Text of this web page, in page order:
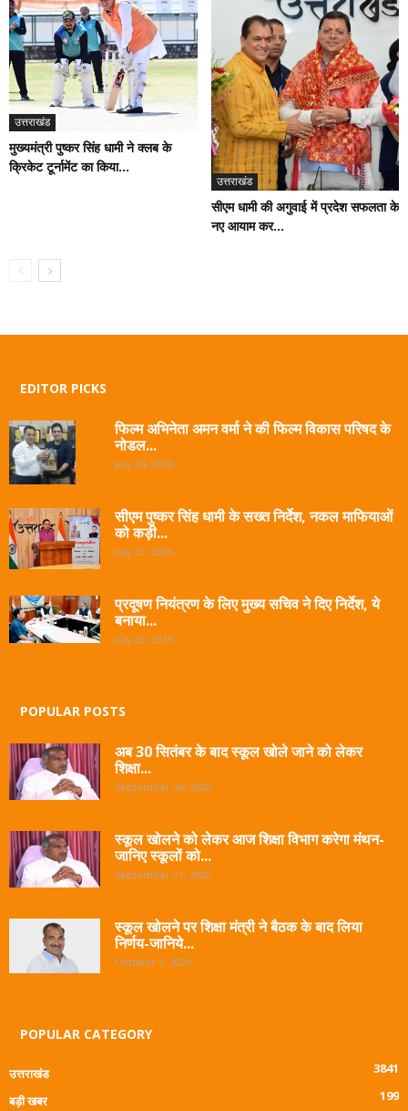
उत्तराखंड
मुख्यमंत्री पुष्कर सिंह धामी ने क्लब के
क्रिकेट टूर्नामेंट का किया...
उत्तराखंड
सीएम धामी की अगुवाई में प्रदेश सफलता के
नए आयाम कर...
EDITOR PICKS
फिल्म अभिनेता अमन वर्मा ने की फिल्म विकास परिषद के
नोडल...
July 24, 2026
सीएम पुष्कर सिंह धामी के सख्त निर्देश, नकल माफियाओं
को कड़ी...
July 23, 2026
प्रदूषण नियंत्रण के लिए मुख्य सचिव ने दिए निर्देश, ये
बनाया...
July 22, 2026
POPULAR POSTS
अब 30 सितंबर के बाद स्कूल खोले जाने को लेकर
शिक्षा...
September 24, 2020
स्कूल खोलने को लेकर आज शिक्षा विभाग करेगा मंथन-
जानिए स्कूलों को...
September 21, 2020
स्कूल खोलने पर शिक्षा मंत्री ने बैठक के बाद लिया
निर्णय-जानिये...
October 1, 2020
POPULAR CATEGORY
उत्तराखंड
3841
बड़ी खबर
199